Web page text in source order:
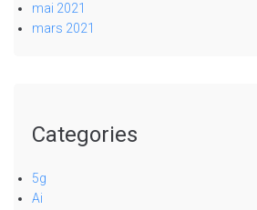
mai 2021
mars 2021
Categories
5g
Ai